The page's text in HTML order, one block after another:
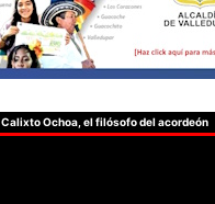
Calixto Ochoa, el filósofo del acordeón